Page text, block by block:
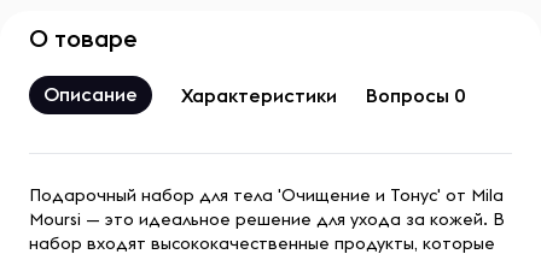
О товаре
Описание Характеристики Вопросы 0
Подарочный набор для тела 'Очищение и Тонус' от Mila
Moursi — это идеальное решение для ухода за кожей. В
набор входят высококачественные продукты, которые